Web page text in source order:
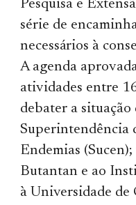
Pesquisa e
série de
necessários à
A agenda
atividades entre
debater a situação
Superintendência
Endemias
Butantan e ao
à Universidade de